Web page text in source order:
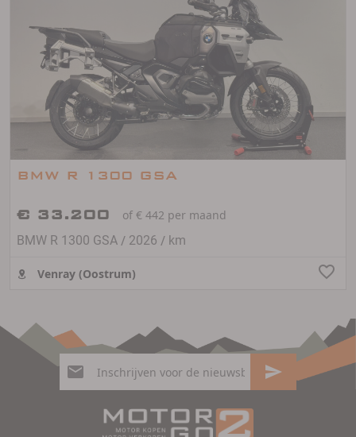
BMW R 1300 GSA
€ 33.200
of € 442 per maand
BMW R 1300 GSA / 2026 / km
Venray (Oostrum)